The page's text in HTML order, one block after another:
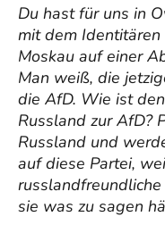
Du hast für uns in
mit dem
Moskau auf einer
Man weiß, die
die AfD. Wie ist
Russland zur AfD?
Russland und
auf diese Partei,
sie was zu sagen